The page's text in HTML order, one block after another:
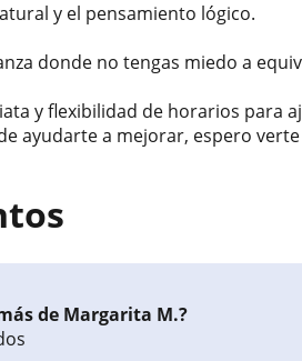
y el pensamiento lógico.
donde no tengas miedo a
y flexibilidad de horarios para
ayudarte a mejorar, espero
de Margarita M.?